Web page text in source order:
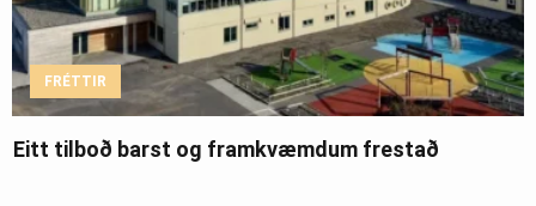
FRÉTTIR
Eitt tilboð barst og framkvæmdum frestað